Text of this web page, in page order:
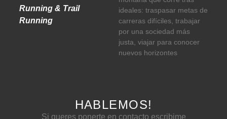
Running & Trail
Running
ideales: traspasar metas de
carreras difíciles, trabajar
por una sociedad más
justa, viajar para conocer
nuevos horizontes
HABLEMOS!
Si queres ponerte en contacto escribime